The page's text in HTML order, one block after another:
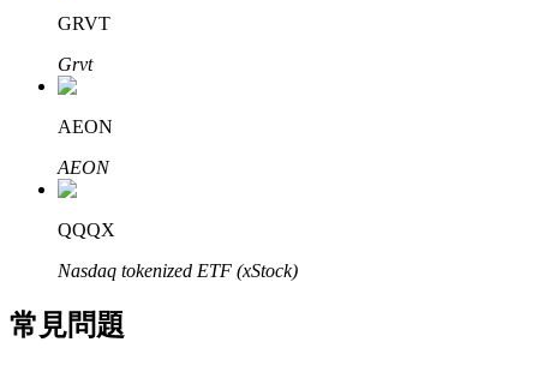
合夥人計劃
Bitrue渠道合伙人
GRVT
Grvt
AEON
AEON
QQQX
Nasdaq tokenized ETF (xStock)
常見問題